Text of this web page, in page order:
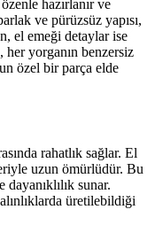
hazırlanır ve
ve pürüzsüz yapısı,
el emeği detaylar ise
her yorganın benzersiz
özel bir parça elde
rahatlık sağlar. El
uzun ömürlüdür. Bu
sunar.
üretilebildiği